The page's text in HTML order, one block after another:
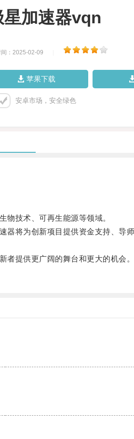
星加速器vqn
间：2025-02-09
苹果下载
安卓市场，安全绿色
技术、可再生能源等领域。
将为创新项目提供资金支持、导师
提供更广阔的舞台和更大的机会。